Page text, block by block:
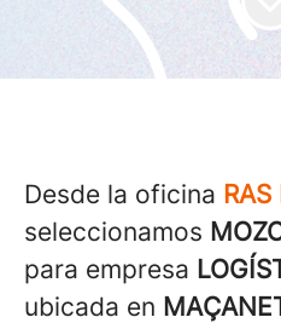
Desde la oficina
seleccionamos
para empresa
ubicada en